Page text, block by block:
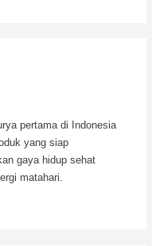
pertama di Indonesia
yang siap
gaya hidup sehat
matahari.